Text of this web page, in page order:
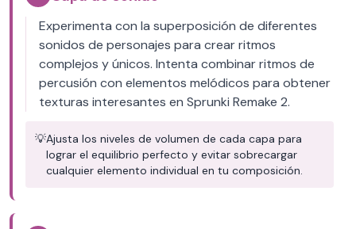
Experimenta con la superposición de diferentes
sonidos de personajes para crear ritmos
complejos y únicos. Intenta combinar ritmos de
percusión con elementos melódicos para obtener
texturas interesantes en Sprunki Remake 2.
💡Ajusta los niveles de volumen de cada capa para
lograr el equilibrio perfecto y evitar sobrecargar
cualquier elemento individual en tu composición.